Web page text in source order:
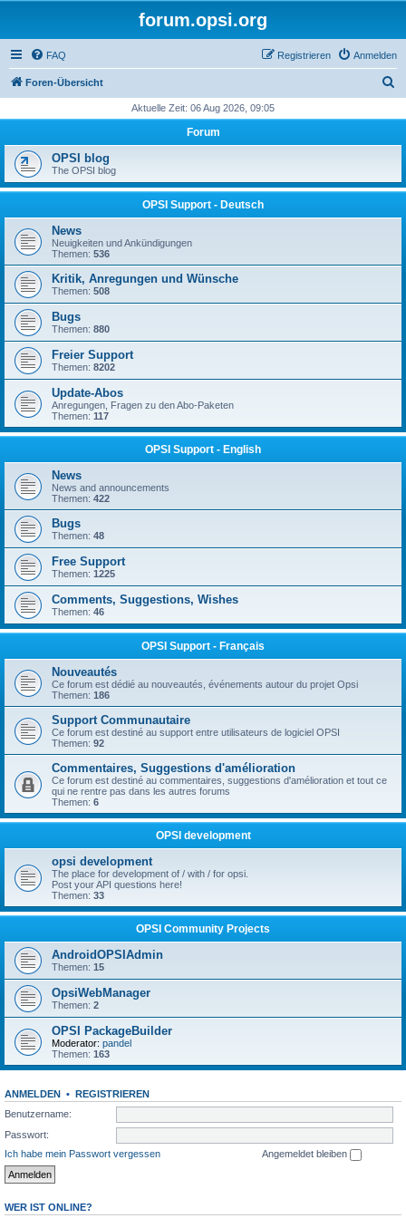
forum.opsi.org
FAQ Anmelden
Registrieren
Foren-Übersicht
h
Aktuelle Zeit: 06 Aug 2026, 09:05
Forum
OPSI blog
The OPSI blog
OPSI Support - Deutsch
News
Neuigkeiten und Ankündigungen
Themen: 536
Kritik, Anregungen und Wünsche
Themen: 508
Bugs
Themen: 880
Freier Support
Themen: 8202
Update-Abos
Anregungen, Fragen zu den Abo-Paketen
Themen: 117
OPSI Support - English
News
News and announcements
Themen: 422
Bugs
Themen: 48
Free Support
Themen: 1225
Comments, Suggestions, Wishes
Themen: 46
OPSI Support - Français
Nouveautés
Ce forum est dédié au nouveautés, événements autour du projet Opsi
Themen: 186
Support Communautaire
Ce forum est destiné au support entre utilisateurs de logiciel OPSI
Themen: 92
Commentaires, Suggestions d'amélioration
Ce forum est destiné au commentaires, suggestions d'amélioration et tout ce
qui ne rentre pas dans les autres forums
Themen: 6
OPSI development
opsi development
The place for development of / with / for opsi.
Post your API questions here!
Themen: 33
OPSI Community Projects
AndroidOPSIAdmin
Themen: 15
OpsiWebManager
Themen: 2
OPSI PackageBuilder
Moderator: pandel
Themen: 163
ANMELDEN • REGISTRIEREN
Benutzername:
Passwort:
Ich habe mein Passwort vergessen
Angemeldet bleiben
WER IST ONLINE?